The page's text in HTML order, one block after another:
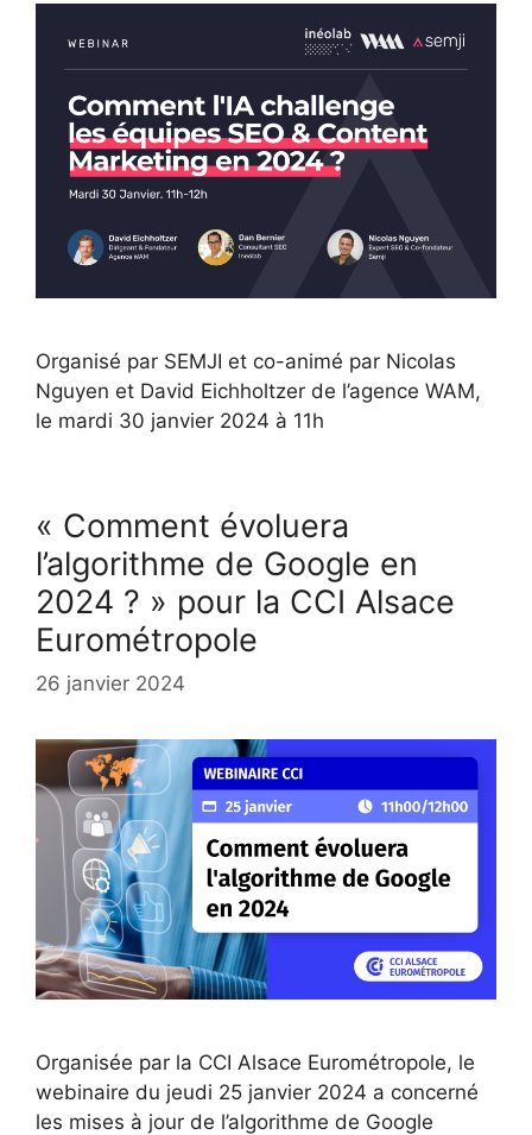
Organisé par SEMJI et co-animé par Nicolas
Nguyen et David Eichholtzer de l’agence WAM,
le mardi 30 janvier 2024 à 11h
« Comment évoluera
l’algorithme de Google en
2024 ? » pour la CCI Alsace
Eurométropole
26 janvier 2024
Organisée par la CCI Alsace Eurométropole, le
webinaire du jeudi 25 janvier 2024 a concerné
les mises à jour de l’algorithme de Google